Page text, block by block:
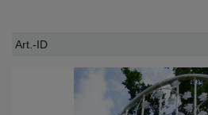
Technisches
Wert
Art.-ID